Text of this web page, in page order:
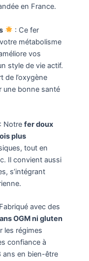
en France.
: Ce fer
métabolisme
vos
style de vie actif.
de l’oxygène
une bonne santé
: Notrefer doux
plus
tout en
Il convient aussi
s’intégrant
avec des
OGM ni gluten
les régimes
confiance à
ans en bien-être